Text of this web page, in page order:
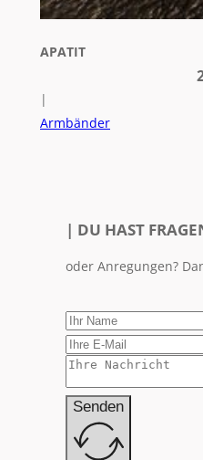
APATIT
|
Armbänder
| DU HAST
oder Anregungen?
Senden